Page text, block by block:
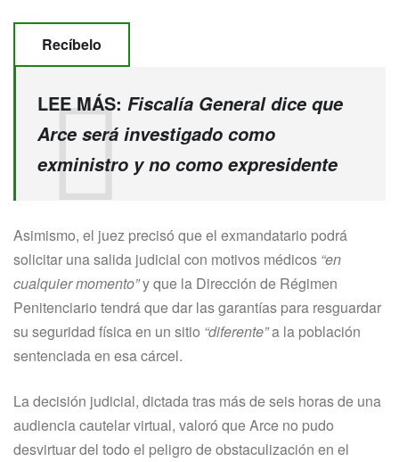
Recíbelo
LEE MÁS: Fiscalía General dice que
Arce será investigado como
exministro y no como expresidente
Asimismo, el juez precisó que el exmandatario podrá
solicitar una salida judicial con motivos médicos “en
cualquier momento”y que la Dirección de Régimen
Penitenciario tendrá que dar las garantías para resguardar
su seguridad física en un sitio “diferente”a la población
sentenciada en esa cárcel.
La decisión judicial, dictada tras más de seis horas de una
audiencia cautelar virtual, valoró que Arce no pudo
desvirtuar del todo el peligro de obstaculización en el